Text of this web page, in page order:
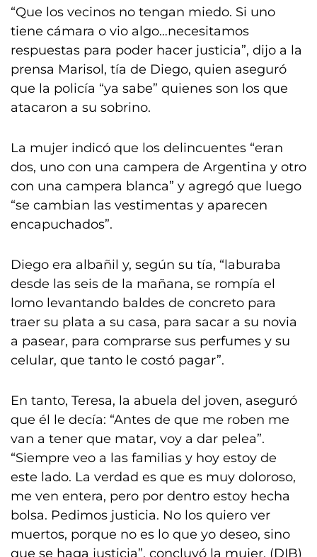
“Que los vecinos no tengan miedo. Si uno
tiene cámara o vio algo…necesitamos
respuestas para poder hacer justicia”, dijo a la
prensa Marisol, tía de Diego, quien aseguró
que la policía “ya sabe” quienes son los que
atacaron a su sobrino.
La mujer indicó que los delincuentes “eran
dos, uno con una campera de Argentina y otro
con una campera blanca” y agregó que luego
“se cambian las vestimentas y aparecen
encapuchados”.
Diego era albañil y, según su tía, “laburaba
desde las seis de la mañana, se rompía el
lomo levantando baldes de concreto para
traer su plata a su casa, para sacar a su novia
a pasear, para comprarse sus perfumes y su
celular, que tanto le costó pagar”.
En tanto, Teresa, la abuela del joven, aseguró
que él le decía: “Antes de que me roben me
van a tener que matar, voy a dar pelea”.
“Siempre veo a las familias y hoy estoy de
este lado. La verdad es que es muy doloroso,
me ven entera, pero por dentro estoy hecha
bolsa. Pedimos justicia. No los quiero ver
muertos, porque no es lo que yo deseo, sino
que se haga justicia”, concluyó la mujer. (DIB)